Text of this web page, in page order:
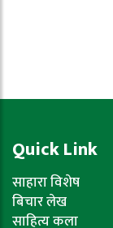
Quick Link
साहारा विशेष
बिचार लेख
साहित्य कला